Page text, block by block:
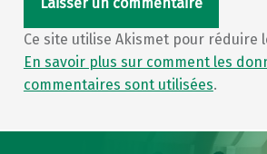
Ce site utilise Akismet pour réduire
En savoir plus sur comment les
commentaires sont utilisées.
Post navigation